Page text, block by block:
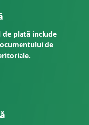
plată include
de